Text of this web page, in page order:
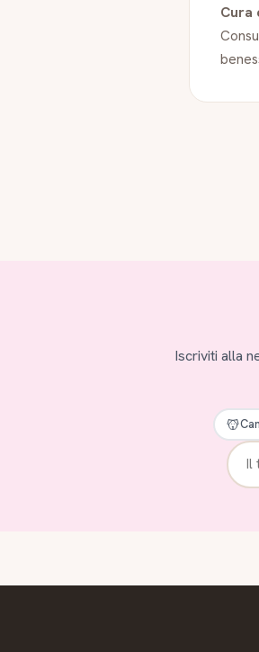
Cura
Iscriviti alla